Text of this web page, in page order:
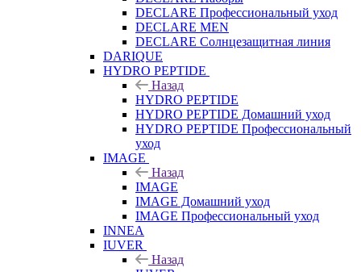
DECLARE Профессиональный уход
DECLARE MEN
DECLARE Солнцезащитная линия
DARIQUE
HYDRO PEPTIDE
Назад
HYDRO PEPTIDE
HYDRO PEPTIDE Домашний уход
HYDRO PEPTIDE Профессиональный
уход
IMAGE
Назад
IMAGE
IMAGE Домашний уход
IMAGE Профессиональный уход
INNEA
IUVER
Назад